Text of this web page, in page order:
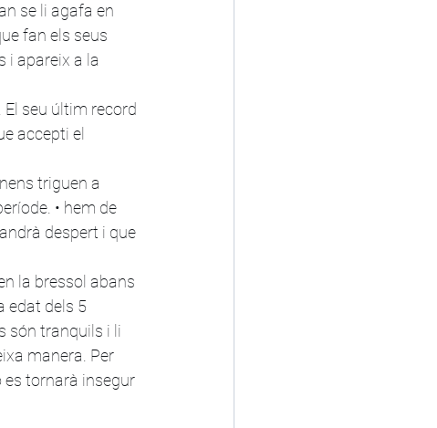
se li agafa en
fan els seus
i apareix a la
seu últim record
accepti el
triguen a
• hem de
despert i que
la bressol abans
edat dels 5
són tranquils i li
manera. Per
es tornarà insegur